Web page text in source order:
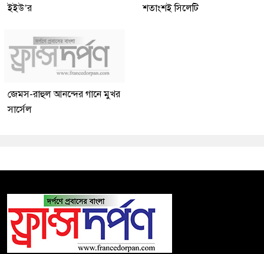
ইইউ’র
শতাংশই সিলেটি
জেমস-রাহুল আনন্দের গানে মুখর
সার্সেল